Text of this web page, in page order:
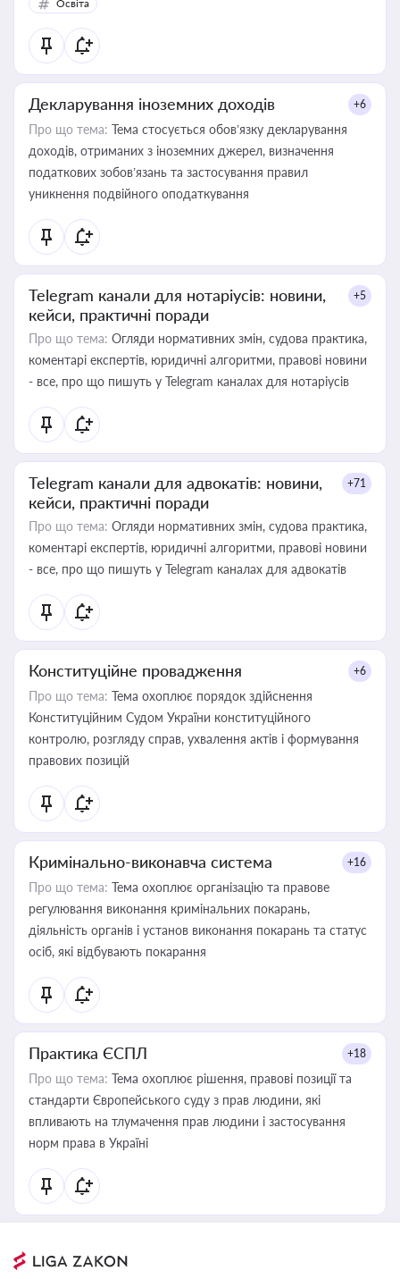
Освіта
Декларування іноземних доходів +6
Про що тема: Тема стосується обов’язку декларування
доходів, отриманих з іноземних джерел, визначення
податкових зобов’язань та застосування правил
уникнення подвійного оподаткування
Telegram канали для нотаріусів: новини,
кейси, практичні поради
+5
Про що тема: Огляди нормативних змін, судова практика,
коментарі експертів, юридичні алгоритми, правові новини
- все, про що пишуть у Telegram каналах для нотаріусів
Telegram канали для адвокатів: новини,
кейси, практичні поради
+71
Про що тема: Огляди нормативних змін, судова практика,
коментарі експертів, юридичні алгоритми, правові новини
- все, про що пишуть у Telegram каналах для адвокатів
Конституційне провадження +6
Про що тема: Тема охоплює порядок здійснення
Конституційним Судом України конституційного
контролю, розгляду справ, ухвалення актів і формування
правових позицій
Кримінально-виконавча система +16
Про що тема: Тема охоплює організацію та правове
регулювання виконання кримінальних покарань,
діяльність органів і установ виконання покарань та статус
осіб, які відбувають покарання
Практика ЄСПЛ +18
Про що тема: Тема охоплює рішення, правові позиції та
стандарти Європейського суду з прав людини, які
впливають на тлумачення прав людини і застосування
норм права в Україні